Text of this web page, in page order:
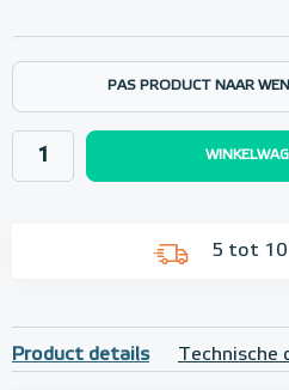
PAS PRODUCT NAAR
5 tot 10
Product details Technische